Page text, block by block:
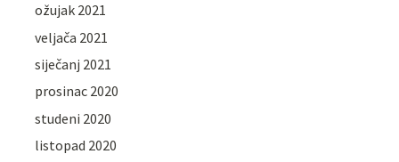
ožujak 2021
veljača 2021
siječanj 2021
prosinac 2020
studeni 2020
listopad 2020